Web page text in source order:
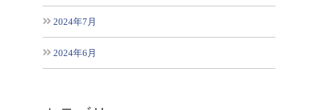
2024年7月
2024年6月